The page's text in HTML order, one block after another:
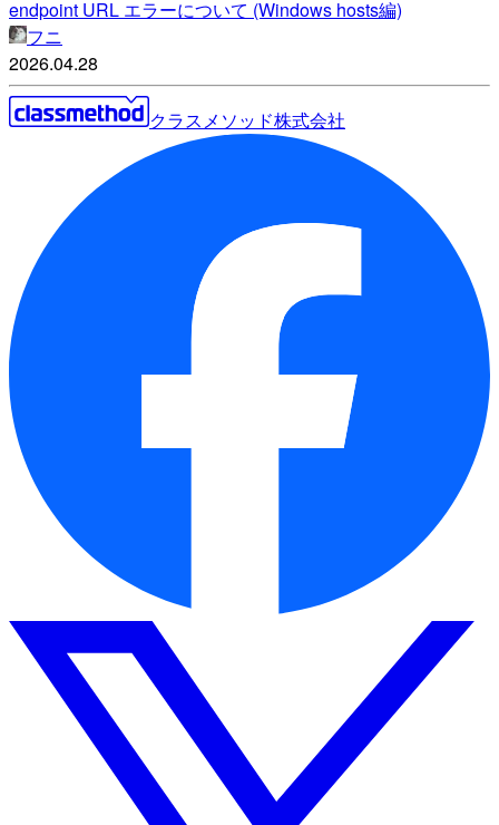
endpoint URL エラーについて (Windows hosts編)
フニ
2026.04.28
クラスメソッド株式会社